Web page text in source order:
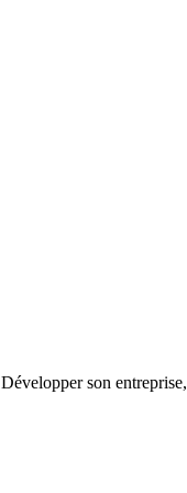
Développer son entreprise,